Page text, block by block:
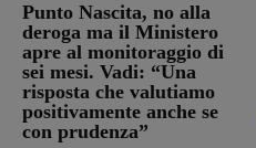
Punto Nascita, no alla
deroga ma il Ministero
apre al monitoraggio di
sei mesi. Vadi: “Una
risposta che valutiamo
positivamente anche se
con prudenza”